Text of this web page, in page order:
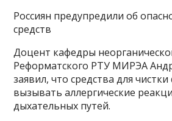
Россиян предупредили об
средств
Доцент кафедры
Реформатского РТУ МИРЭА
заявил, что средства для чистки
вызывать аллергические
дыхательных путей.